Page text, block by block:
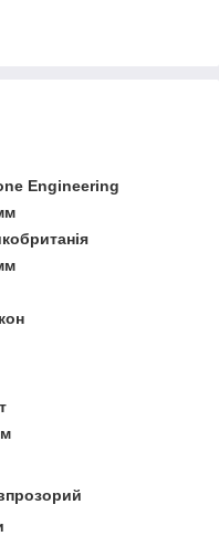
Engineering